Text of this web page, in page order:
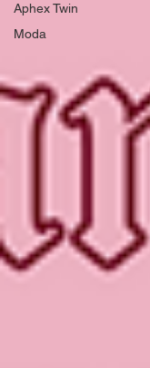
Aphex Twin
Moda